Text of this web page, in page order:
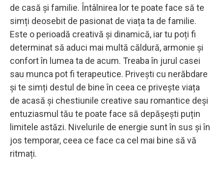
de casă și familie. Întâlnirea lor te poate face să te
simți deosebit de pasionat de viața ta de familie.
Este o perioadă creativă și dinamică, iar tu poți fi
determinat să aduci mai multă căldură, armonie și
confort în lumea ta de acum. Treaba în jurul casei
sau munca pot fi terapeutice. Privești cu nerăbdare
și te simți destul de bine în ceea ce privește viața
de acasă și chestiunile creative sau romantice deși
entuziasmul tău te poate face să depășești puțin
limitele astăzi. Nivelurile de energie sunt în sus și în
jos temporar, ceea ce face ca cel mai bine să vă
ritmați.